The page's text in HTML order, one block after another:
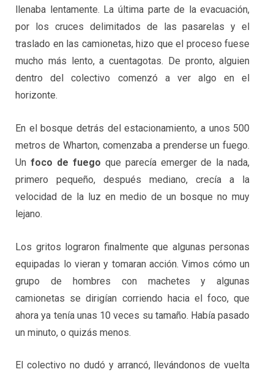
llenaba lentamente. La última parte de la evacuación,
por los cruces delimitados de las pasarelas y el
traslado en las camionetas, hizo que el proceso fuese
mucho más lento, a cuentagotas. De pronto, alguien
dentro del colectivo comenzó a ver algo en el
horizonte.
En el bosque detrás del estacionamiento, a unos 500
metros de Wharton, comenzaba a prenderse un fuego.
Unfoco de fuego que parecía emerger de la nada,
primero pequeño, después mediano, crecía a la
velocidad de la luz en medio de un bosque no muy
lejano.
Los gritos lograron finalmente que algunas personas
equipadas lo vieran y tomaran acción. Vimos cómo un
grupo de hombres con machetes y algunas
camionetas se dirigían corriendo hacia el foco, que
ahora ya tenía unas 10 veces su tamaño. Había pasado
un minuto, o quizás menos.
El colectivo no dudó y arrancó, llevándonos de vuelta